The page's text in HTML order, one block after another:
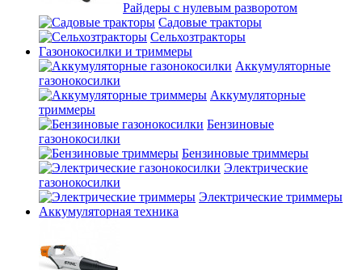
Райдеры с нулевым разворотом
Садовые тракторы
Сельхозтракторы
Газонокосилки и триммеры
Аккумуляторные
газонокосилки
Аккумуляторные
триммеры
Бензиновые
газонокосилки
Бензиновые триммеры
Электрические
газонокосилки
Электрические триммеры
Аккумуляторная техника